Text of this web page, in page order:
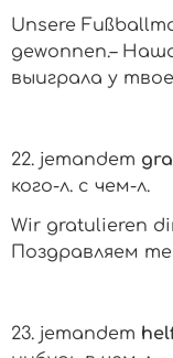
Unsere
gewonnen.–
выиграла у
22. jemandem
кого-л. с чем-л.
Wir gratulieren
Поздравляем
23. jemandem